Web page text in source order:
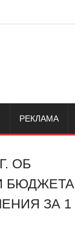
РЕКЛАМА
ОБ
БЮДЖЕТА
ЗА 1